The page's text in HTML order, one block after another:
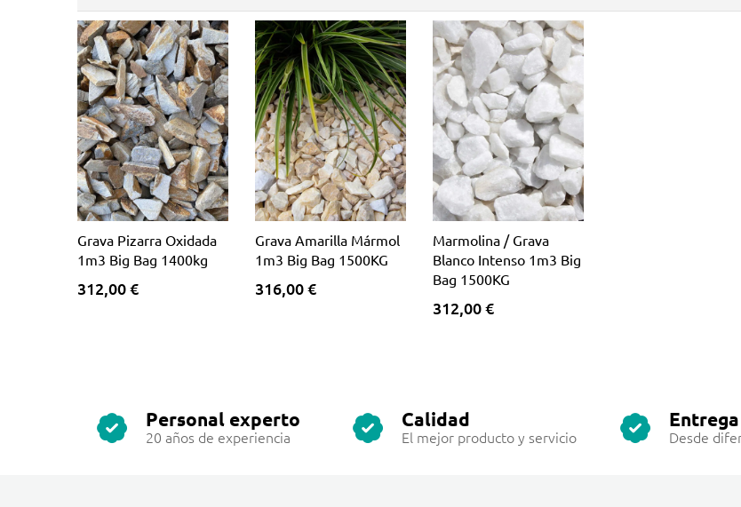
Grava Pizarra Oxidada
1m3 Big Bag 1400kg
312,00 €
Grava Amarilla Mármol
1m3 Big Bag 1500KG
316,00 €
Marmolina / Grava
Blanco Intenso 1m3 Big
Bag 1500KG
312,00 €
Personal experto
20 años de experiencia
Calidad
El mejor producto y servicio Desde